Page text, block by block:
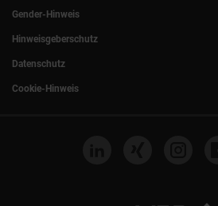
Gender-Hinweis
Hinweisgeberschutz
Datenschutz
Cookie-Hinweis